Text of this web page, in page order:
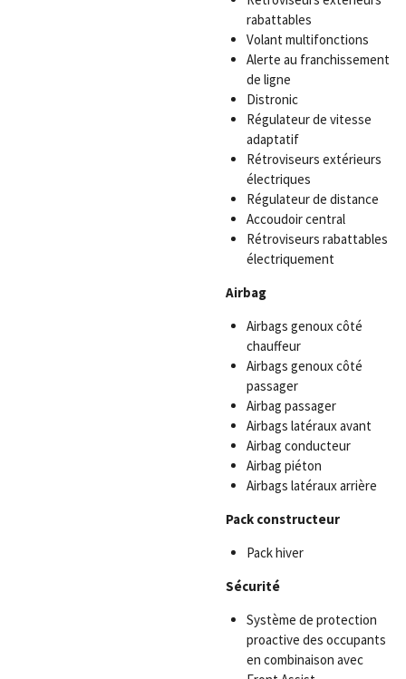
rabattables
Volant multifonctions
Alerte au franchissement
de ligne
Distronic
Régulateur de vitesse
adaptatif
Rétroviseurs extérieurs
électriques
Régulateur de distance
Accoudoir central
Rétroviseurs rabattables
électriquement
Airbag
Airbags genoux côté
chauffeur
Airbags genoux côté
passager
Airbag passager
Airbags latéraux avant
Airbag conducteur
Airbag piéton
Airbags latéraux arrière
Pack constructeur
Pack hiver
Sécurité
Système de protection
proactive des occupants
en combinaison avec